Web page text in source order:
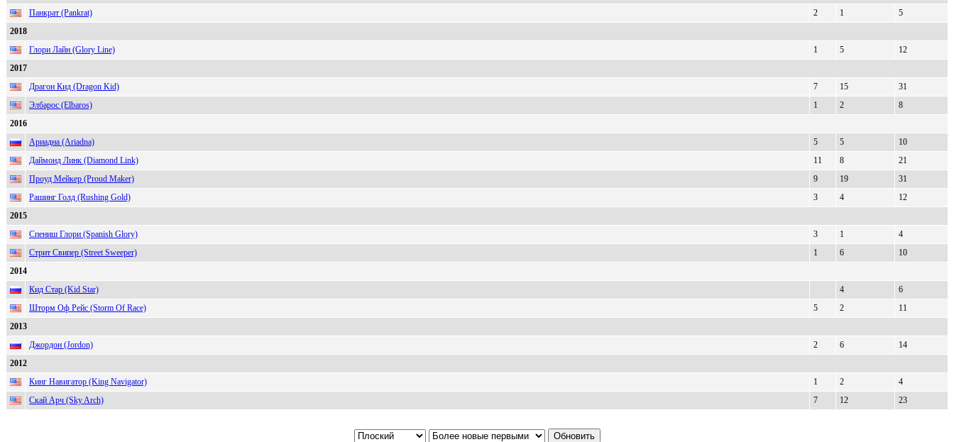
Панкрат (Pankrat)
2 1
5
2018
Глори Лайн (Glory Line)
1 5
12
2017
Драгон Кид (Dragon Kid)
7 15
31
Элбарос (Elbaros)
1 2
8
2016
Ариадна (Ariadna)
5 5
10
Даймонд Линк (Diamond Link)
11 8
21
Проуд Мейкер (Proud Maker)
9 19
31
Рашинг Голд (Rushing Gold)
3 4
12
2015
Спениш Глори (Spanish Glory)
3 1
4
Стрит Свипер (Street Sweeper)
1 6
10
2014
Кид Стар (Kid Star)
4
6
Шторм Оф Рейс (Storm Of Race)
5 2
11
2013
Джордон (Jordon)
2 6
14
2012
Кинг Навигатор (King Navigator)
1 2
4
Скай Арч (Sky Arch)
7 12 23